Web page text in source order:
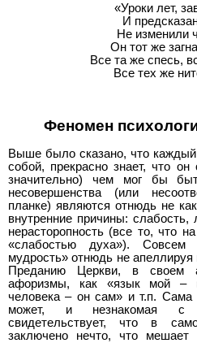
«Уроки лет,
И
Не изменили
Он тот же
Все та же спесь,
Все тех же
Феномен
Выше было сказано, что
собой, прекрасно знает, что
значительно) чем мог бы
несовершенства (или
планке) являются отнюдь не
внутренние причины:
нерасторопность (все то, что
«слабостью духа»). Совсем
мудрость» отнюдь не
Преданию Церкви, в своем
афоризмы, как «язык мой –
человека – он сам» и т.п.
может, и незнакомая с
свидетельствует, что в
заключено нечто, что